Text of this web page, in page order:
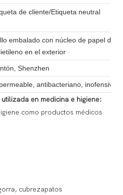
de cliente/Etiqueta neutral
embalado con núcleo de papel de
en el exterior
Shenzhen
antibacteriano, inofensivo.
en medicina e higiene:
como productos médicos
cubrezapatos